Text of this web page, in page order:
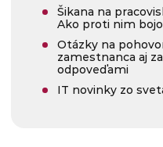
Šikana na
Ako proti nim
Otázky na
zamestnanca aj
odpoveďami
IT novinky zo